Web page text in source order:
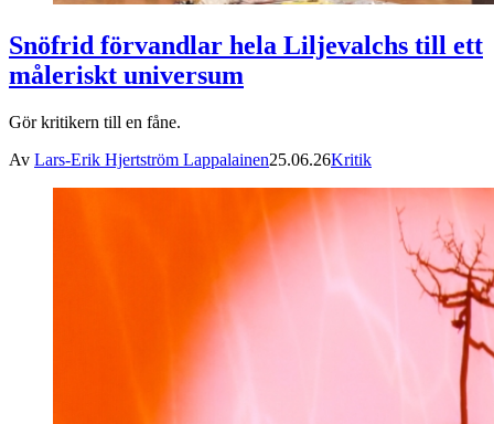
Snöfrid förvandlar hela Liljevalchs till ett
måleriskt universum
Gör kritikern till en fåne.
Av Lars-Erik Hjertström Lappalainen25.06.26Kritik